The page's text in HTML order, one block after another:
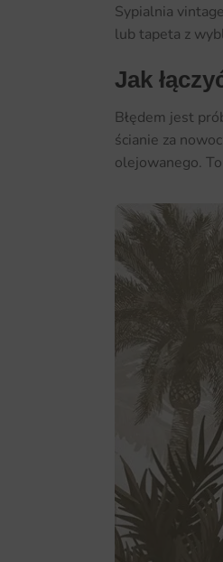
Sypialnia
lub tapeta z
Jak
Błędem jest
ścianie za
olejowanego.